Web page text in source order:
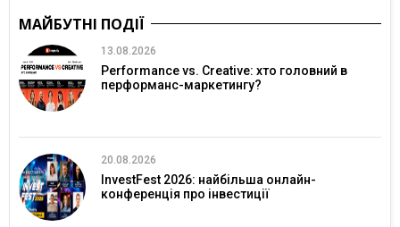
МАЙБУТНІ ПОДІЇ
13.08.2026
Performance vs. Creative: хто головний в
перформанс-маркетингу?
20.08.2026
InvestFest 2026: найбільша онлайн-
конференція про інвестиції